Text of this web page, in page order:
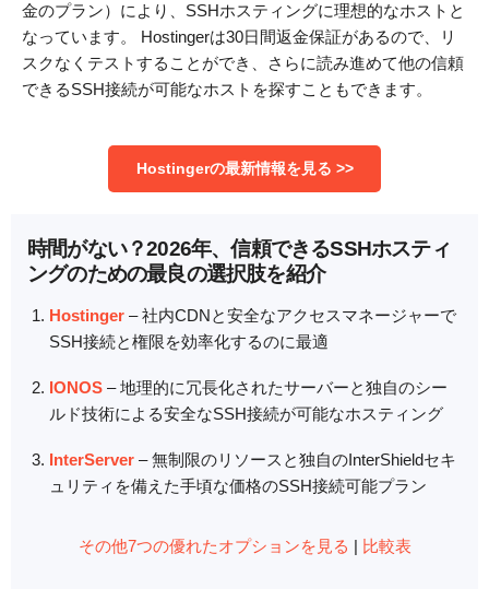
金のプラン）により、SSHホスティングに理想的なホストと
なっています。 Hostingerは30日間返金保証があるので、リ
スクなくテストすることができ、さらに読み進めて他の信頼
できるSSH接続が可能なホストを探すこともできます。
Hostingerの最新情報を見る >>
時間がない？2026年、信頼できるSSHホスティ
ングのための最良の選択肢を紹介
Hostinger – 社内CDNと安全なアクセスマネージャーで
SSH接続と権限を効率化するのに最適
IONOS – 地理的に冗長化されたサーバーと独自のシー
ルド技術による安全なSSH接続が可能なホスティング
InterServer – 無制限のリソースと独自のInterShieldセキ
ュリティを備えた手頃な価格のSSH接続可能プラン
その他7つの優れたオプションを見る | 比較表